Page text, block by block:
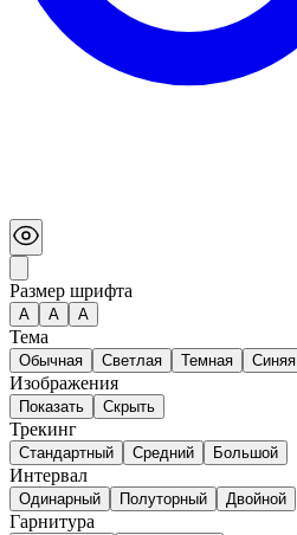
Размер шрифта
А A A
Тема
Обычная Светлая Темная Синяя
Изображения
Показать Скрыть
Трекинг
Стандартный Средний Большой
Интервал
Одинарный Полуторный Двойной
Гарнитура